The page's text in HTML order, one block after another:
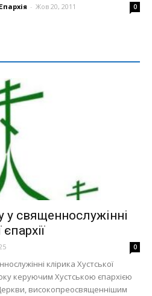
- Жов 20, 2011 0
у священнослужінні
0
клірика Хустської
керуючим Хустською єпархією
високопреосвященнішим